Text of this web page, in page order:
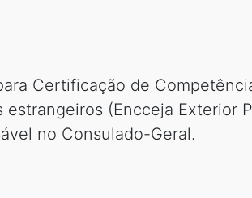
Certificação de
(Encceja Exterior
no Consulado-Geral.